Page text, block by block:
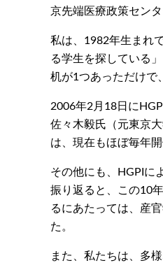
京先端医療政策セン
私は、1982年生まれ
る学生を探している
机が1つあっただけで
2006年2月18日に
佐々木毅氏（元東京
は、現在もほぼ毎年
その他にも、HGPIに
振り返ると、この10
るにあたっては、産
た。
また、私たちは、多